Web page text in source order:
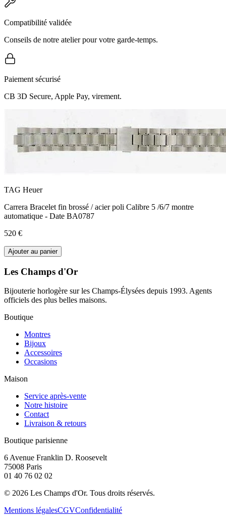
Compatibilité validée
Conseils de notre atelier pour votre garde-temps.
Paiement sécurisé
CB 3D Secure, Apple Pay, virement.
TAG Heuer
Carrera Bracelet fin brossé / acier poli Calibre 5 /6/7 montre
automatique - Date BA0787
520 €
Ajouter au panier
Les Champs d'Or
Bijouterie horlogère sur les Champs-Élysées depuis 1993. Agents
officiels des plus belles maisons.
Boutique
Montres
Bijoux
Accessoires
Occasions
Maison
Service après-vente
Notre histoire
Contact
Livraison & retours
Boutique parisienne
6 Avenue Franklin D. Roosevelt
75008 Paris
01 40 76 02 02
© 2026 Les Champs d'Or. Tous droits réservés.
Mentions légalesCGVConfidentialité